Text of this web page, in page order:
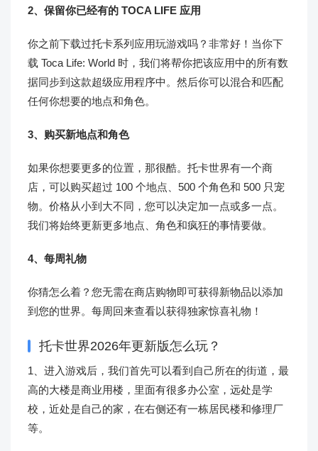
2、保留你已经有的 TOCA LIFE 应用
你之前下载过托卡系列应用玩游戏吗？非常好！当你下
载 Toca Life: World 时，我们将帮你把该应用中的所有数
据同步到这款超级应用程序中。然后你可以混合和匹配
任何你想要的地点和角色。
3、购买新地点和角色
如果你想要更多的位置，那很酷。托卡世界有一个商
店，可以购买超过 100 个地点、500 个角色和 500 只宠
物。价格从小到大不同，您可以决定加一点或多一点。
我们将始终更新更多地点、角色和疯狂的事情要做。
4、每周礼物
你猜怎么着？您无需在商店购物即可获得新物品以添加
到您的世界。每周回来查看以获得独家惊喜礼物！
托卡世界2026年更新版怎么玩？
1、进入游戏后，我们首先可以看到自己所在的街道，最
高的大楼是商业用楼，里面有很多办公室，远处是学
校，近处是自己的家，在右侧还有一栋居民楼和修理厂
等。